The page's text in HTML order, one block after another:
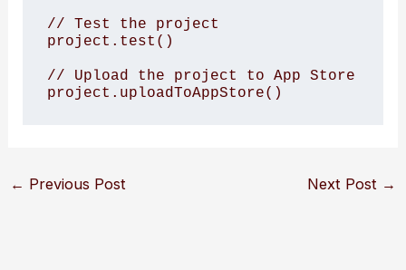
// Test the project
project.test()
// Upload the project to App Store
project.uploadToAppStore()
← Previous Post Next Post →